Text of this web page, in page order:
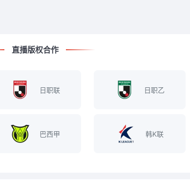
直播版权合作
日职联 日职乙
巴西甲 韩K联